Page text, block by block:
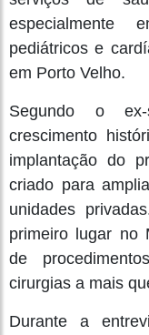
especialmente
pediátricos e
em Porto Velho.
Segundo o ex-
crescimento
implantação do
criado para
unidades
primeiro lugar no
de
cirurgias a mais
Durante a